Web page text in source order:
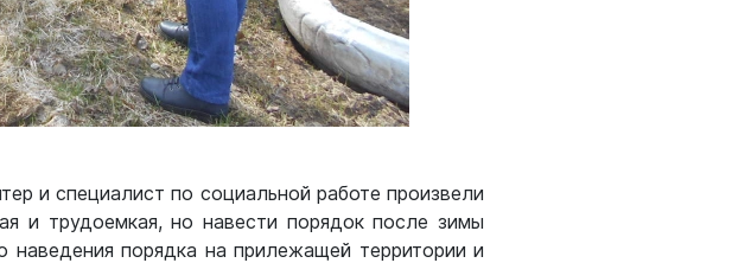
и специалист по социальной работе произвели
и трудоемкая, но навести порядок после зимы
порядка на прилежащей территории и